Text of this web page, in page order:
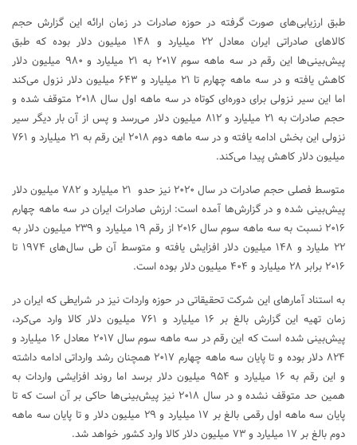
طبق ارزیابی‌های صورت گرفته در حوزه صادرات در زمان ارائه این گزارش حجم
کالاهای صادراتی ایران معادل ۲۲ میلیارد و ۱۴۸ میلیون دلار بوده که طبق
پیش‌بینی‌ها این رقم در سه ماهه سوم ۲۰۱۷ به ۲۱ میلیارد و ۹۸۰ میلیون دلار
کاهش یافته و در سه ماهه چهارم تا ۲۱ میلیارد و ۶۴۳ میلیون دلار نزول می‌کند
اما این سیر نزولی برای دوره‌ای کوتاه در سه ماهه اول سال ۲۰۱۸ متوقف شده و
حجم صادرات به ۲۱ میلیارد و ۸۱۲ میلیون دلار می‌رسد و پس از آن بار دیگر سیر
نزولی این بخش ادامه یافته و در سه ماهه دوم ۲۰۱۸ این رقم به ۲۱ میلیارد و ۷۶۱
میلیون دلار کاهش پیدا می‌کند.
متوسط فصلی حجم صادرات در سال ۲۰۲۰ نیز حدو ۲۱ میلیارد و ۷۸۲ میلیون دلار
پیش‌بینی شده و در گزارش‌ها آمده است: ارزش صادرات ایران در سه ماهه چهارم
۲۰۱۶ نسبت به سه ماهه سوم سال ۲۰۱۶ از رقم ۱۹ میلیارد و ۲۳۹ میلیون دلار به
۲۲ ملیارد و ۱۴۸ میلیون دلار افزایش یافته و متوسط آن طی سال‌های ۱۹۷۴ تا
۲۰۱۶ برابر ۲۸ میلیارد و ۴۰۴ میلیون دلار بوده است.
به استناد آمارهای این شرکت تحقیقاتی در حوزه واردات نیز در شرایطی که ایران در
زمان تهیه این گزارش بالغ بر ۱۶ میلیارد و ۷۶۱ میلیون دلار کالا وارد می‌کرد،
پیش‌بینی شده است که این رقم در سه ماهه سوم سال ۲۰۱۷ معادل ۱۶ میلیارد و
۸۲۴ دلار بوده و تا پایان سه ماهه چهارم ۲۰۱۷ همچنان رشد وارداتی ادامه داشته
و این رقم به ۱۶ میلیارد و ۹۵۴ میلیون دلار برسد اما روند افزایشی واردات به
همین حد متوقف نشده و در سال ۲۰۱۸ نیز پیش‌بینی‌ها حاکی بر آن است که تا
پایان سه ماهه اول رقمی بالغ بر ۱۷ میلیارد و ۲۹ میلیون دلار و تا پایان سه ماهه
دوم بالغ بر ۱۷ میلیارد و ۷۳ میلیون دلار کالا وارد کشور خواهد شد.